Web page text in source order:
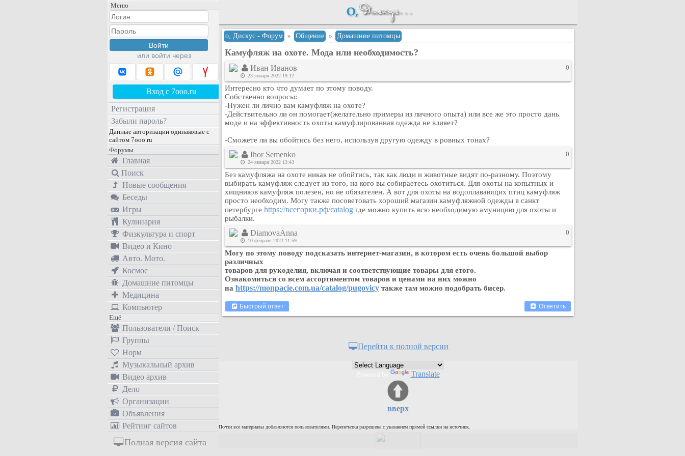
Меню
или войти через
Вход с 7ooo.ru
Регистрация
Забыли пароль?
Данные авторизации одинаковые с
сайтом 7ooo.ru
Форумы
Главная
Поиск
Новые сообщения
Беседы
Игры
Кулинария
Физкультура и спорт
Видео и Кино
Авто. Мото.
Космос
Домашние питомцы
Медицина
Компьютер
Ещё
Пользователи / Поиск
Группы
Норм
Музыкальный архив
Видео архив
Дело
Организации
Объявления
Рейтинг сайтов
Полная версия сайта
о, Дискус - Форум » Общение » Домашние питомцы
Камуфляж на охоте. Мода или необходимость?
Иван Иванов
23 января 2022 19:12
0
Интересно кто что думает по этому поводу.
Собственно вопросы:
-Нужен ли лично вам камуфляж на охоте?
-Действительно ли он помогает(желательно примеры из личного опыта) или все же это просто дань
моде и на эффективность охоты камуфлированная одежда не влияет?
-Сможете ли вы обойтись без него, используя другую одежду в ровных тонах?
Ihor Semenko
24 января 2022 13:43
0
Без камуфляжа на охоте никак не обойтись, так как люди и животные видят по-разному. Поэтому
выбирать камуфляж следует из того, на кого вы собираетесь охотиться. Для охоты на копытных и
хищников камуфляж полезен, но не обязателен. А вот для охоты на водоплавающих птиц камуфляж
просто необходим. Могу также посоветовать хороший магазин камуфляжной одежды в санкт
петербурге https://всегорки.рф/catalog где можно купить всю необходимую амуницию для охоты и
рыбалки.
DiamovaAnna
10 февраля 2022 11:59
0
Могу по этому поводу подсказать интернет-магазин, в котором есть очень большой выбор
различных
товаров для рукоделия, включая и соответствующие товары для етого.
Ознакомиться со всем ассортиментом товаров и ценами на них можно
на https://monpacie.com.ua/catalog/pugovicy также там можно подобрать бисер.
Быстрый ответ Ответить
Перейти к полной версии
Translate
вверх
Почти все материалы добавляются пользователями. Перепечатка разрешена с указанием прямой ссылки на источник.